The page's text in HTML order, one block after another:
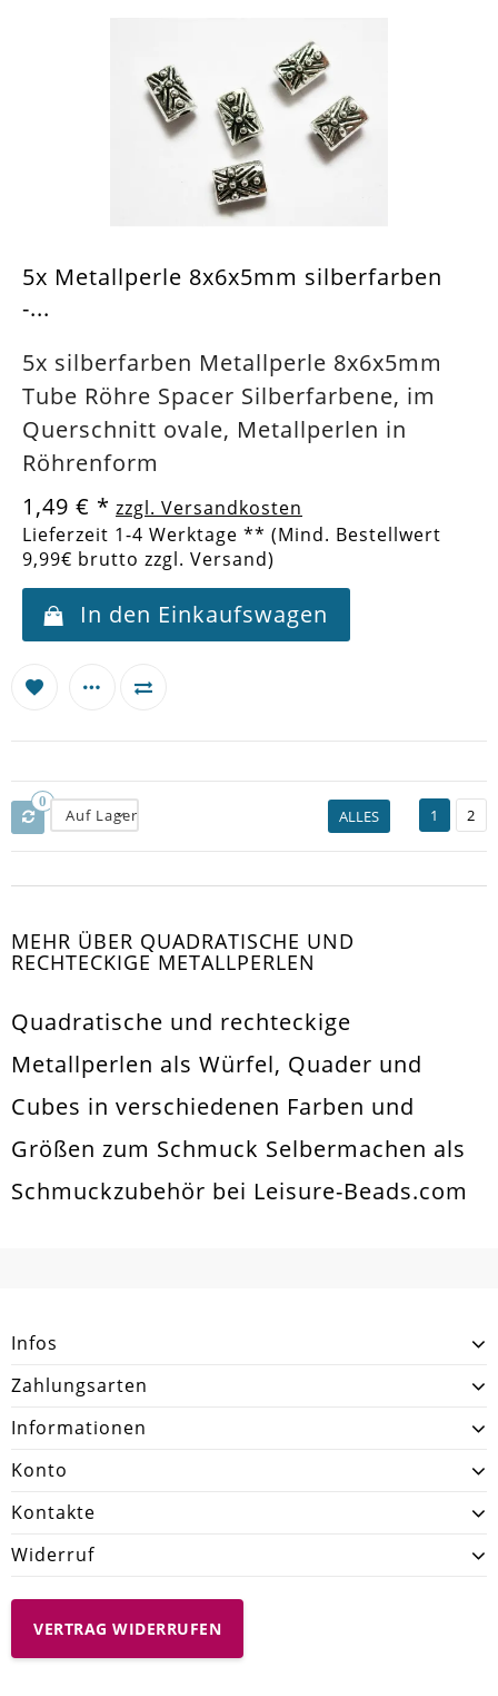
5x Metallperle 8x6x5mm silberfarben
-...
5x silberfarben Metallperle 8x6x5mm
Tube Röhre Spacer Silberfarbene, im
Querschnitt ovale, Metallperlen in
Röhrenform
1,49 € * zzgl. Versandkosten
Lieferzeit 1-4 Werktage ** (Mind. Bestellwert
9,99€ brutto zzgl. Versand)
In den Einkaufswagen
0
Auf Lager ALLES 1 2
MEHR ÜBER QUADRATISCHE UND
RECHTECKIGE METALLPERLEN
Quadratische und rechteckige
Metallperlen als Würfel, Quader und
Cubes in verschiedenen Farben und
Größen zum Schmuck Selbermachen als
Schmuckzubehör bei Leisure-Beads.com
Infos
Zahlungsarten
Informationen
Konto
Kontakte
Widerruf
VERTRAG WIDERRUFEN